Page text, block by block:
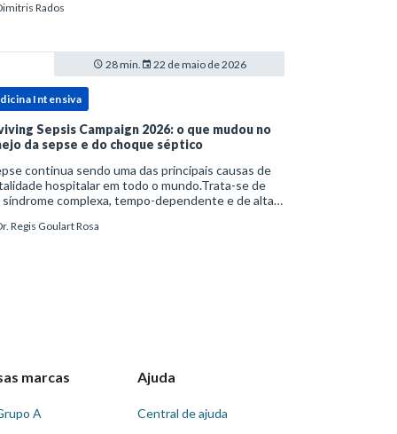
podem advir de prevenção excessiva
Rados
28 min. 22 de maio de 2026
Intensiva
Sepsis Campaign 2026: o que mudou no
da sepse e do choque séptico
continua sendo uma das principais causas de
hospitalar em todo o mundo.Trata-se de
síndrome complexa, tempo-dependente e de alta
estruturado são determinantes para o desfe
Regis Goulart Rosa
marcas
A
Ajuda
Central de ajuda